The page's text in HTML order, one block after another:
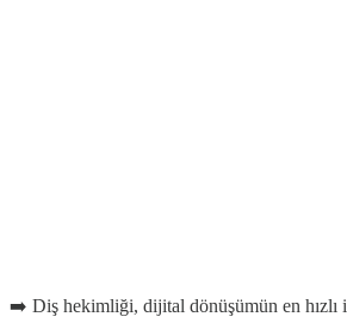
➡️ Diş hekimliği, dijital dönüşümün en hızlı